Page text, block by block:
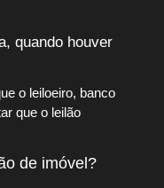
quando houver
o leiloeiro, banco
que o leilão
de imóvel?